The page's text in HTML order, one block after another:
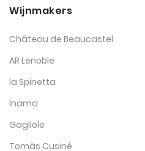
Wijnmakers
Château de Beaucastel
AR Lenoble
la Spinetta
Inama
Gagliole
Tomàs Cusiné